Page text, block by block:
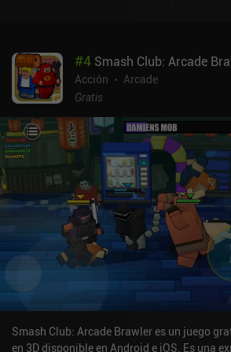
esquivamos las numerosas balas y
que hace que el juego sea caóticamente
sólo mejora cuando se juega con otros 2-3
hemos ganado en nuevas apariencias
personajes. Antes de cada partida, también
de los cinco potenciadores temporales que
siguiente ronda, reducen nuestro tiempo de
estilo artístico es único, y los efectos y la
ambiente de arcade casual. El mayor
se hace repetitivo muy rápido, algo que el
desarrollador, Klee: Spacetime Cleaners, lo
monetiza mediante iAPs para nuevas
anuncios incentivados de oro o
aparecen en el menú y que se eliminan con
de 0,99 $.En general, es un gran juego de 1
perfecto si tienes unas cuantas personas
#4 Smash Club: Arcade
Acción
Arcade
Gratis
Smash Club: Arcade Brawler es un juego
en 3D disponible en Android e iOS. Es una